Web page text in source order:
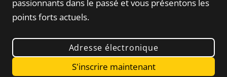
passionnants dans le passé et vous présentons les
points forts actuels.
Adresse électronique
S'inscrire maintenant